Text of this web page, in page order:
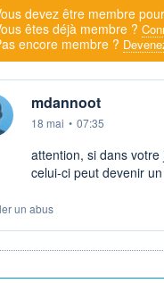
d'alerte
devez être membre
êtes déjà membre ?
encore membre ?
mdannoot
18 mai • 07:35
attention, si dans
celui-ci peut devenir
un abus